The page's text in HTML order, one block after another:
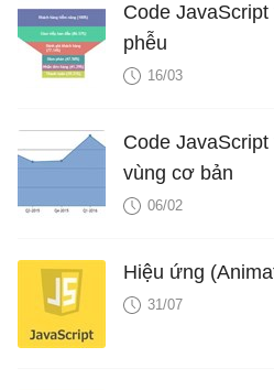
Code
phễu
16/03
Code
vùng cơ bản
06/02
Hiệu ứng
31/07